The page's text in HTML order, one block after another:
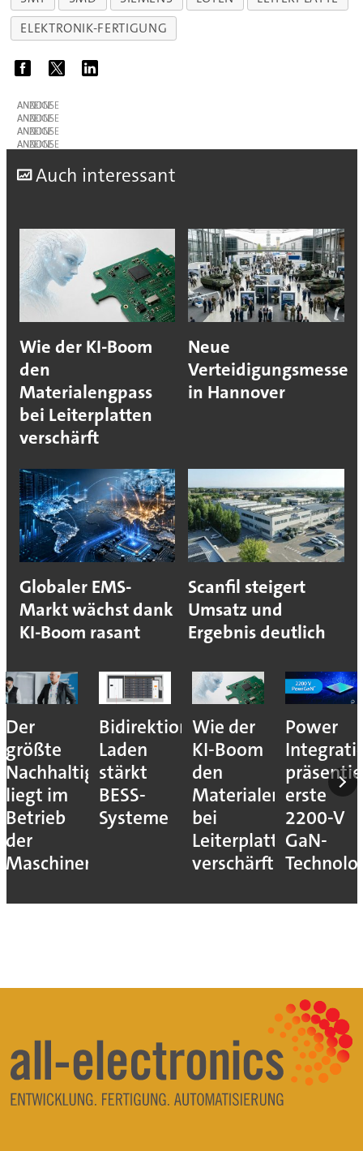
ELEKTRONIK-FERTIGUNG
ANZEIGE
ANZEIGE
ANZEIGE
ANZEIGE
Auch interessant
Wie der KI-Boom
den
Materialengpass
bei Leiterplatten
verschärft
Neue
Verteidigungsmesse
in Hannover
Globaler EMS-
Markt wächst dank
KI-Boom rasant
Scanfil steigert
Umsatz und
Ergebnis deutlich
Der
größte
Nachhaltigkeitshebel
liegt im
Betrieb
der
Maschinen
Bidirektionales
Laden
stärkt
BESS-
Systeme
Wie der
KI-Boom
den
Materialengpass
bei
Leiterplatten
verschärft
Power
erste
2200-V
GaN-